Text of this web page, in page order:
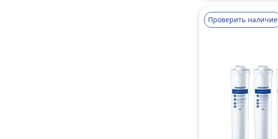
Проверить наличие